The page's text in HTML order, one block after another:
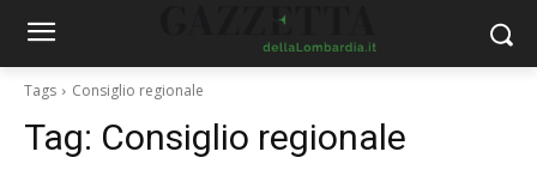
Tags Consiglio regionale
Tag: Consiglio regionale